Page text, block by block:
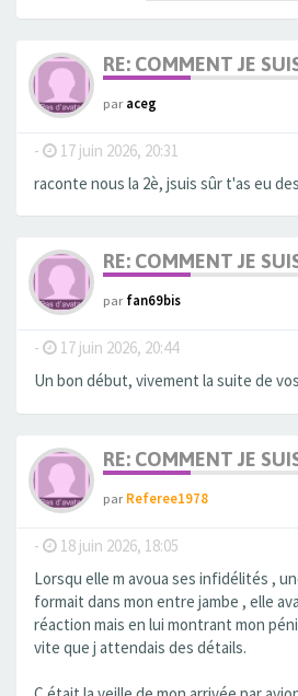
RE: COMMENT JE
paraceg
- 17 juin 2026, 20:31
raconte nous la 2è, jsuis sûr t'as eu
RE: COMMENT JE
parfan69bis
- 17 juin 2026, 20:44
Un bon début, vivement la suite de
RE: COMMENT JE
parReferee1978
- 18 juin 2026, 18:05
Lorsqu elle m avoua ses infidélités ,
formait dans mon entre jambe , elle
réaction mais en lui montrant mon
vite que j attendais des détails.